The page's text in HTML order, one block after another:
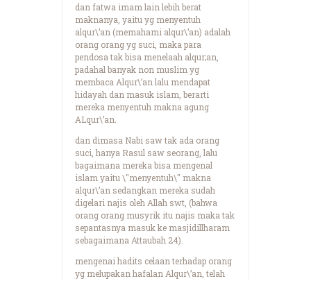
dan fatwa imam lain lebih berat
maknanya, yaitu yg menyentuh
alqur\’an (memahami alqur\’an) adalah
orang orang yg suci, maka para
pendosa tak bisa menelaah alqur;an,
padahal banyak non muslim yg
membaca Alqur\’an lalu mendapat
hidayah dan masuk islam, berarti
mereka menyentuh makna agung
ALqur\’an.
dan dimasa Nabi saw tak ada orang
suci, hanya Rasul saw seorang, lalu
bagaimana mereka bisa mengenal
islam yaitu \"menyentuh\" makna
alqur\’an sedangkan mereka sudah
digelari najis oleh Allah swt, (bahwa
orang orang musyrik itu najis maka tak
sepantasnya masuk ke masjidillharam
sebagaimana Attaubah 24).
mengenai hadits celaan terhadap orang
yg melupakan hafalan Alqur\’an, telah